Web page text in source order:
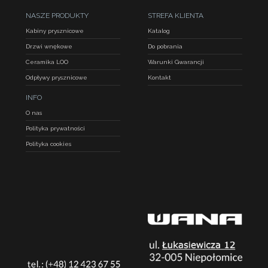
NASZE PRODUKTY
Kabiny prysznicowe
Drzwi wnękowe
Ceramika LOO
Odpływy prysznicowe
STREFA KLIENTA
Katalog
Do pobrania
Warunki Gwarancji
Kontakt
INFO
O nas
Polityka prywatności
Polityka cookies